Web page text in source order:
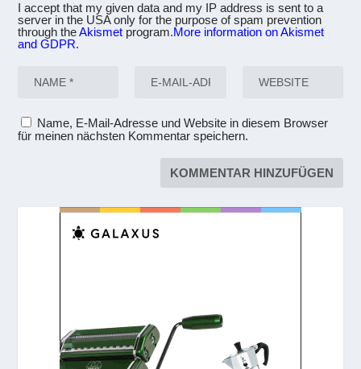
I accept that my given data and my IP address is sent to a
server in the USA only for the purpose of spam prevention
through theAkismet program.More information on Akismet
and GDPR.
Name, E-Mail-Adresse und Website in diesem Browser
für meinen nächsten Kommentar speichern.